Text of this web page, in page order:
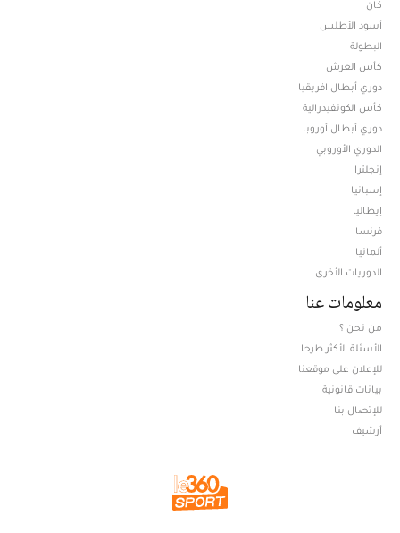
كان
أسود الأطلس
البطولة
كأس العرش
دوري أبطال افريقيا
كأس الكونفيدرالية
دوري أبطال أوروبا
الدوري الأوروبي
إنجلترا
إسبانيا
إيطاليا
فرنسا
ألمانيا
الدوريات الأخرى
معلومات عنا
من نحن ؟
الأسئلة الأكثر طرحا
للإعلان على موقعنا
بيانات قانونية
للإتصال بنا
أرشيف